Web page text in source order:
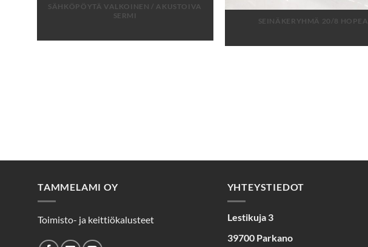
SÄHKÖPÖYTÄ VALKOINEN / AKUSTOIVA
SERMI
SEINÄKERYHMÄ 20/8 HOPEA
TAMMELAMI OY
Toimisto- ja keittiökalusteet
YHTEYSTIEDOT
Lestikuja 3
39700 Parkano